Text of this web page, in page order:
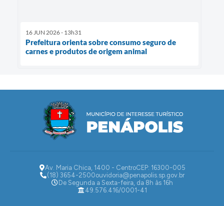
16 JUN 2026 - 13h31
Prefeitura orienta sobre consumo seguro de
carnes e produtos de origem animal
Av. Maria Chica, 1400 - CentroCEP: 16300-005
(18) 3654-2500ouvidoria@penapolis.sp.gov.br
De Segunda a Sexta-feira, da 8h às 16h
49.576.416/0001-41